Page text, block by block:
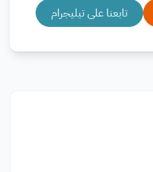
تابعنا على تيليجرام